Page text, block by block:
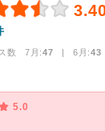
数 7月:47 | 6月:43
5.0